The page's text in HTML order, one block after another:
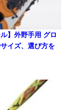
ル】外野手用 グロ
イズ、選び方を